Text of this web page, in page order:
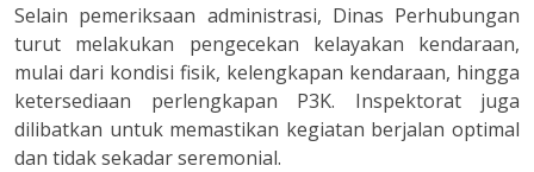
Selain pemeriksaan administrasi, Dinas Perhubungan
turut melakukan pengecekan kelayakan kendaraan,
mulai dari kondisi fisik, kelengkapan kendaraan, hingga
ketersediaan perlengkapan P3K. Inspektorat juga
dilibatkan untuk memastikan kegiatan berjalan optimal
dan tidak sekadar seremonial.